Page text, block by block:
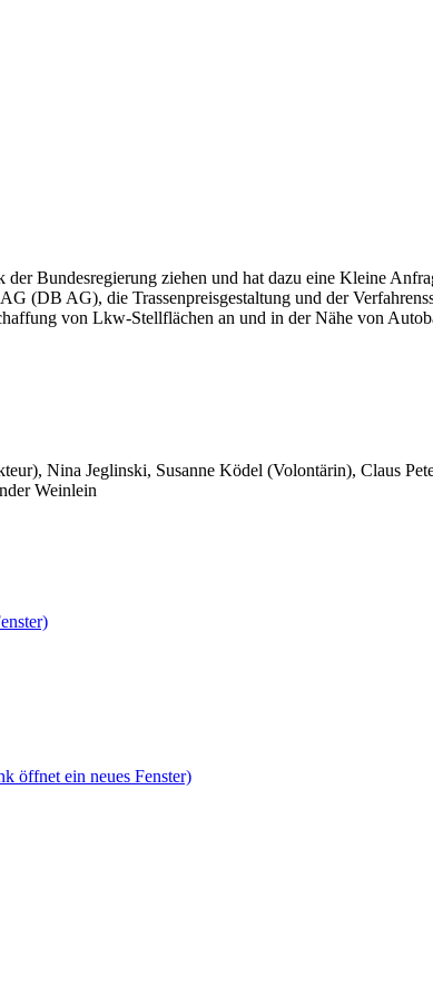
Bundesregierung ziehen und hat dazu eine Kleine
(DB AG), die Trassenpreisgestaltung und der
von Lkw-Stellflächen an und in der Nähe von
Nina Jeglinski, Susanne Ködel (Volontärin), Claus
Weinlein
öffnet ein neues Fenster)